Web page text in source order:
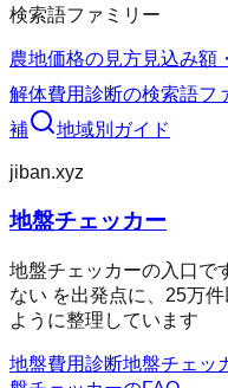
検索語ファミリー
農地価格の見方見込み額
解体費用診断の検索語フ
補
地域別ガイド
jiban.xyz
地盤チェッカー
地盤チェッカーの入口で
ない を出発点に、25万
ように整理しています
地盤費用診断地盤チェッ